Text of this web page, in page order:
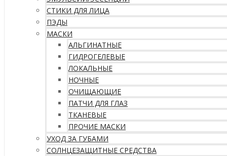
СТИКИ ДЛЯ ЛИЦА
ПЭДЫ
МАСКИ
АЛЬГИНАТНЫЕ
ГИДРОГЕЛЕВЫЕ
ЛОКАЛЬНЫЕ
НОЧНЫЕ
ОЧИЩАЮЩИЕ
ПАТЧИ ДЛЯ ГЛАЗ
ТКАНЕВЫЕ
ПРОЧИЕ МАСКИ
УХОД ЗА ГУБАМИ
СОЛНЦЕЗАЩИТНЫЕ СРЕДСТВА